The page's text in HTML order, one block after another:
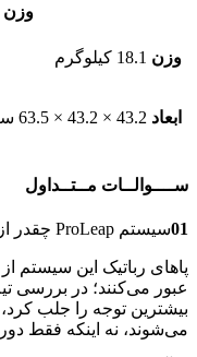
وزن
وزن 18.1 کیلوگرم
ابعاد 43.2 × 43.2 × 63.5 سانتیمتر
ســــوالــات مــتــداول
01سیستم ProLeap چقدر از آستانه و مانع عبور می‌کند؟
عبور می‌کنند؛ در بررسی
بیشترین توجه را جلب کرد،
می‌شوند، نه اینکه فقط